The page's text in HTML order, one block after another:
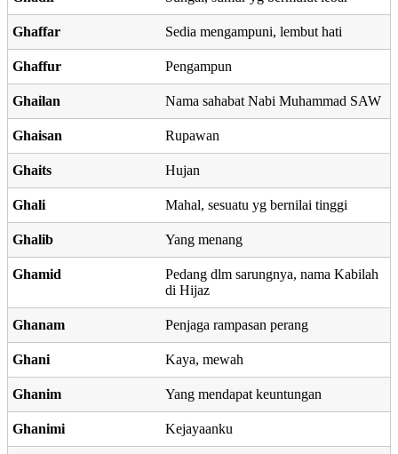
Ghaffar Sedia mengampuni, lembut hati
Ghaffur Pengampun
Ghailan Nama sahabat Nabi Muhammad SAW
Ghaisan Rupawan
Ghaits Hujan
Ghali Mahal, sesuatu yg bernilai tinggi
Ghalib Yang menang
Ghamid
Pedang dlm sarungnya, nama Kabilah
di Hijaz
Ghanam Penjaga rampasan perang
Ghani Kaya, mewah
Ghanim Yang mendapat keuntungan
Ghanimi Kejayaanku